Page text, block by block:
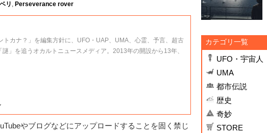
リ , Perseverance rover
トカナ？」を編集方針に、UFO・UAP、UMA、心霊、予言、超古
」を追うオカルトニュースメディア。2013年の開設から13年、
やブログなどにアップロードすることを固く禁じ
カテゴリ一覧
UFO・宇宙人
UMA
都市伝説
歴史
奇妙
STORE